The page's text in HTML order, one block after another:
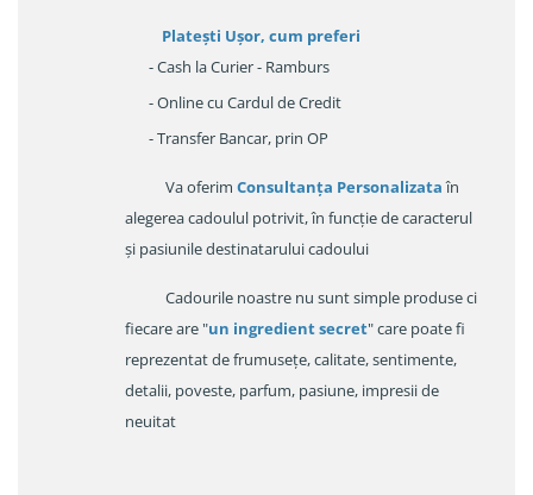
Platești Ușor, cum preferi
- Cash la Curier - Ramburs
- Online cu Cardul de Credit
- Transfer Bancar, prin OP
Va oferim Consultanța Personalizataîn
alegerea cadoulul potrivit, în funcție de caracterul
și pasiunile destinatarului cadoului
Cadourile noastre nu sunt simple produse ci
fiecare are "un ingredient secret" care poate fi
reprezentat de frumusețe, calitate, sentimente,
detalii, poveste, parfum, pasiune, impresii de
neuitat